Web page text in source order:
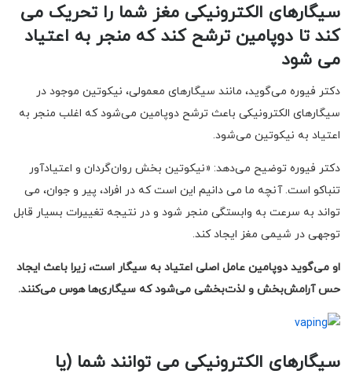
سیگارهای الکترونیکی مغز شما را تحریک می
کند تا دوپامین ترشح کند که منجر به اعتیاد
می شود
دکتر فیوره می‌گوید، مانند سیگارهای معمولی، نیکوتین موجود در
سیگارهای الکترونیکی باعث ترشح دوپامین می‌شود که اغلب منجر به
اعتیاد به نیکوتین می‌شود.
دکتر فیوره توضیح می‌دهد: «نیکوتین بخش روان‌گردان و اعتیادآور
تنباکو است. آنچه ما می دانیم این است که در افراد، پیر و جوان، می
تواند به سرعت به وابستگی منجر شود و در نتیجه تغییرات بسیار قابل
توجهی در شیمی مغز ایجاد کند.
او می‌گوید دوپامین عامل اصلی اعتیاد به سیگار است، زیرا باعث ایجاد
حس آرامش‌بخش و لذت‌بخشی می‌شود که سیگاری‌ها هوس می‌کنند.
سیگارهای الکترونیکی می توانند شما (یا